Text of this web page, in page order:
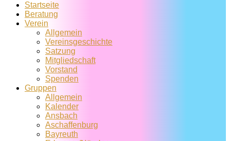
Startseite
Beratung
Verein
Allgemein
Vereins­geschichte
Satzung
Mitglied­schaft
Vorstand
Spenden
Gruppen
Allgemein
Kalender
Ansbach
Aschaffenburg
Bayreuth